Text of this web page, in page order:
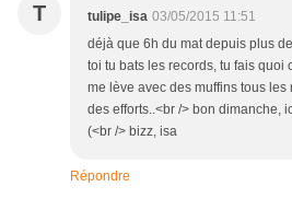
T tulipe_isa 03/05/2015 11:51
déjà que 6h du mat depuis plus
toi tu bats les records, tu fais quoi
me lève avec des muffins tous les
des efforts..<br /> bon dimanche,
(<br /> bizz, isa
Répondre